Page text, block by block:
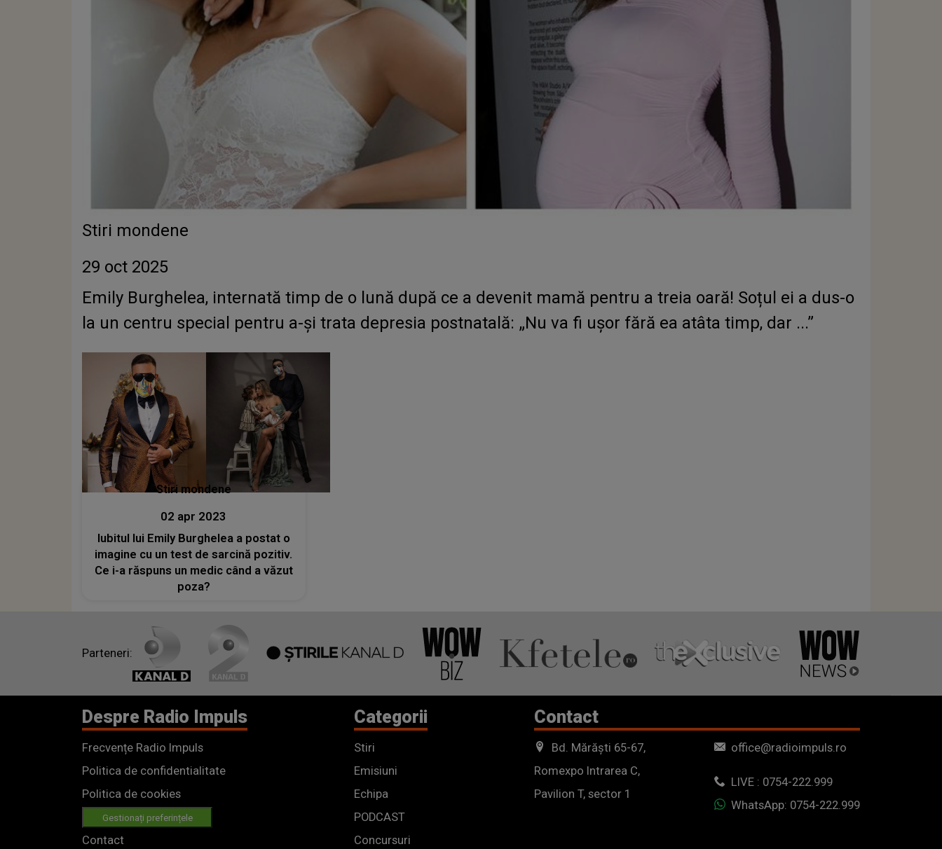
Stiri mondene
29 oct 2025
Emily Burghelea, internată timp de o lună după ce a devenit mamă pentru a treia oară! Soțul ei a dus-o
la un centru special pentru a-și trata depresia postnatală: „Nu va fi ușor fără ea atâta timp, dar ...”
Stiri mondene
02 apr 2023
Iubitul lui Emily Burghelea a postat o
imagine cu un test de sarcină pozitiv.
Ce i-a răspuns un medic când a văzut
poza?
Parteneri:
Despre Radio Impuls
Frecvențe Radio Impuls
Politica de confidentialitate
Politica de cookies
Gestionați preferințele
Contact
Categorii
Stiri
Emisiuni
Echipa
PODCAST
Concursuri
Contact
Bd. Mărăști 65-67,
Romexpo Intrarea C,
Pavilion T, sector 1
office@radioimpuls.ro
LIVE : 0754-222.999
WhatsApp: 0754-222.999